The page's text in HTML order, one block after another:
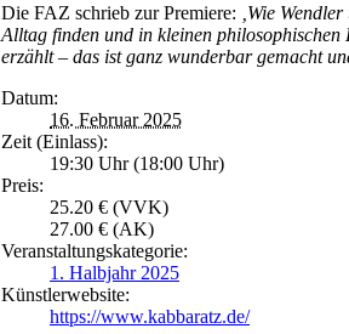
Die FAZ schrieb zur Premiere:
‚Wie
Alltag finden und in kleinen
erzählt – das ist ganz wunderbar gemacht
Datum:
16. Februar 2025
Zeit (Einlass):
19:30 Uhr (18:00 Uhr)
Preis:
25.20 € (VVK)
27.00 € (AK)
Veranstaltungskategorie:
1. Halbjahr 2025
Künstlerwebsite:
https://www.kabbaratz.de/